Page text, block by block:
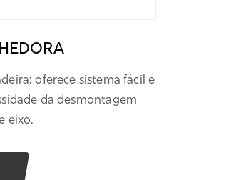
oferece sistema fácil e
da desmontagem
eixo.